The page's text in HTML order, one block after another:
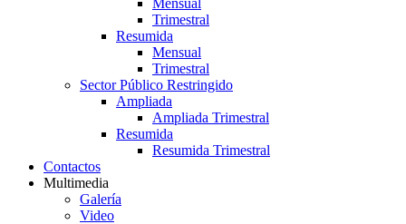
Mensual
Trimestral
Resumida
Mensual
Trimestral
Sector Público Restringido
Ampliada
Ampliada Trimestral
Resumida
Resumida Trimestral
Contactos
Multimedia
Galería
Video